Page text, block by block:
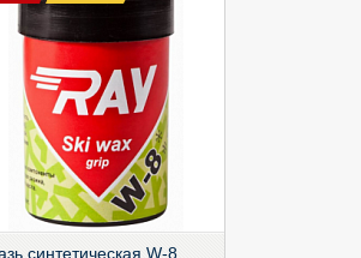
синтетическая W-8